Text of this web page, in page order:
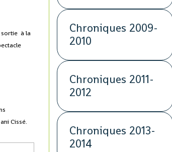
sortie à la
Cissé.
Chroniques 2009-
2010
Chroniques 2011-
2012
Chroniques 2013-
2014